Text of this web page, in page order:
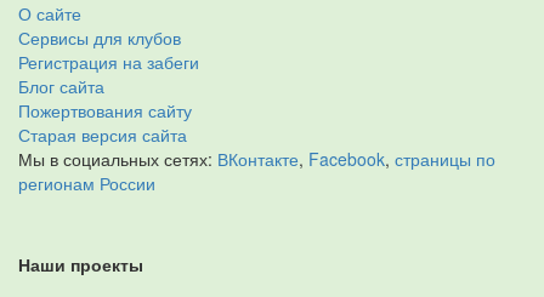
О сайте
Сервисы для клубов
Регистрация на забеги
Блог сайта
Пожертвования сайту
Старая версия сайта
Мы в социальных сетях: ВКонтакте, Facebook, страницы по
регионам России
Наши проекты